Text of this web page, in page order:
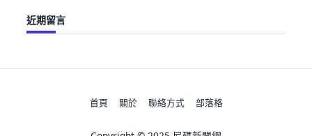
近期留言
首頁 關於 聯絡方式 部落格